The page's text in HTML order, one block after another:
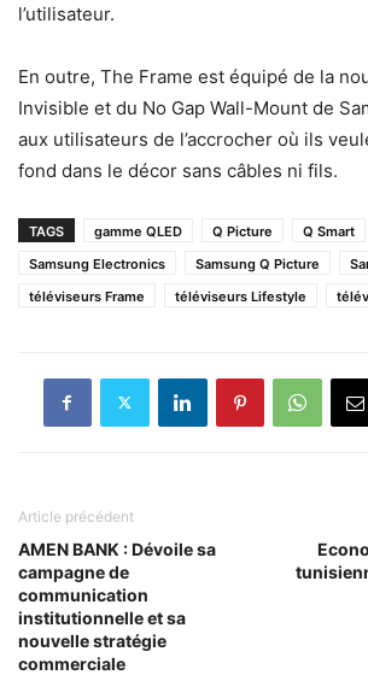
l’utilisateur.
En outre, The Frame est équipé de la
Invisible et du No Gap Wall-Mount de
aux utilisateurs de l’accrocher où ils
fond dans le décor sans câbles ni fils.
TAGS gamme QLED Q Picture
Q Smart
Samsung Electronics
Samsung Q Picture
téléviseurs Frame
téléviseurs Lifestyle
Article précédent
AMEN BANK : Dévoile sa
campagne de
communication
institutionnelle et sa
nouvelle stratégie
commerciale